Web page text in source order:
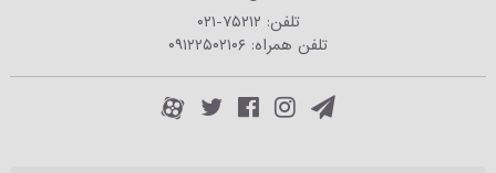
تلفن: ۰۲۱-۷۵۲۱۲
تلفن همراه: ۰۹۱۲۲۵۰۲۱۰۶